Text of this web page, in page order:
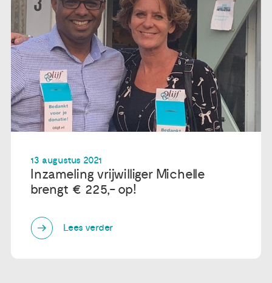
13 augustus 2021
Inzameling vrijwilliger Michelle
brengt € 225,- op!
Lees verder